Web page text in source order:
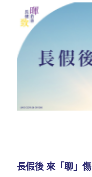
長假後 來「聊」傷